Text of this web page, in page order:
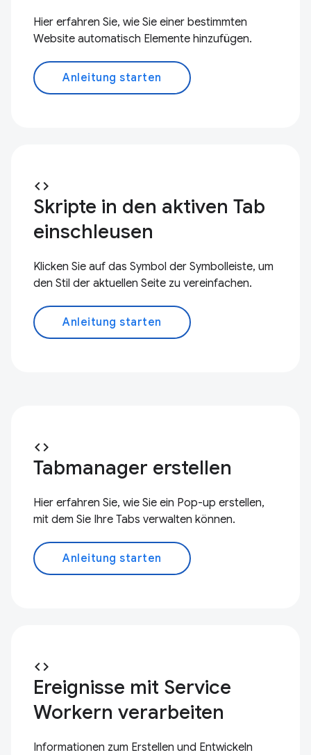
Hier erfahren Sie, wie Sie einer bestimmten
Website automatisch Elemente hinzufügen.
Anleitung starten
code
Skripte in den aktiven Tab
einschleusen
Klicken Sie auf das Symbol der Symbolleiste, um
den Stil der aktuellen Seite zu vereinfachen.
Anleitung starten
code
Tabmanager erstellen
Hier erfahren Sie, wie Sie ein Pop-up erstellen,
mit dem Sie Ihre Tabs verwalten können.
Anleitung starten
code
Ereignisse mit Service
Workern verarbeiten
Informationen zum Erstellen und Entwickeln